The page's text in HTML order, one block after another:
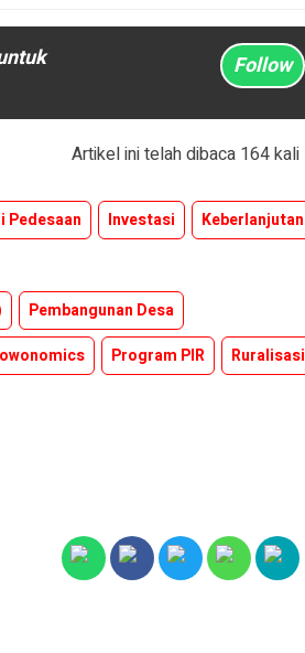
Follow
Artikel ini telah dibaca 164 kali
Pedesaan Investasi
Keberlanjutan
Pembangunan Desa
Program PIR
Ruralisasi